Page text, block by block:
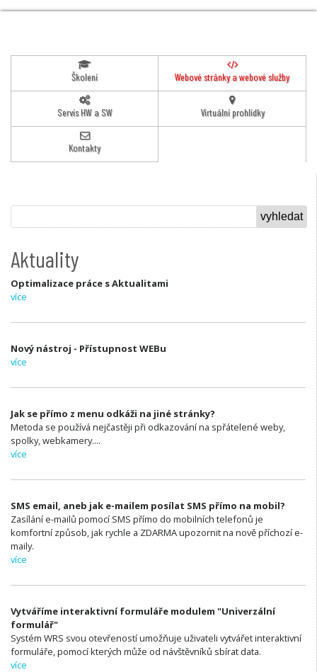
Školení Webové stránky a webové služby
Servis HW a SW Virtuální prohlídky
Kontakty
Aktuality
Optimalizace práce s Aktualitami
více
Nový nástroj - Přístupnost WEBu
více
Jak se přímo z menu odkáži na jiné stránky?
Metoda se používá nejčastěji při odkazování na spřátelené weby,
spolky, webkamery....
více
SMS email, aneb jak e-mailem posílat SMS přímo na mobil?
Zasílání e-mailů pomocí SMS přímo do mobilních telefonů je
komfortní způsob, jak rychle a ZDARMA upozornit na nově příchozí e-
maily.
více
Vytváříme interaktivní formuláře modulem "Univerzální
formulář"
Systém WRS svou otevřeností umožňuje uživateli vytvářet interaktivní
formuláře, pomocí kterých může od návštěvníků sbírat data.
více